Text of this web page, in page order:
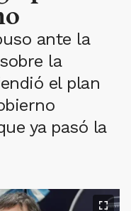
ante la
la
el plan
ya pasó la